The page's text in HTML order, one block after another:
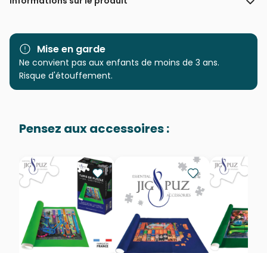
Marque Larsen
Catégorie
Puzzles - Educatifs et
EAN 7023852102480
Nombre de pièces 35 pièces
Dimensions 37 x 29 cm
Mise en garde
Ne convient pas aux enfants de moins de 3 ans.
Risque d'étouffement.
Pensez aux accessoires :